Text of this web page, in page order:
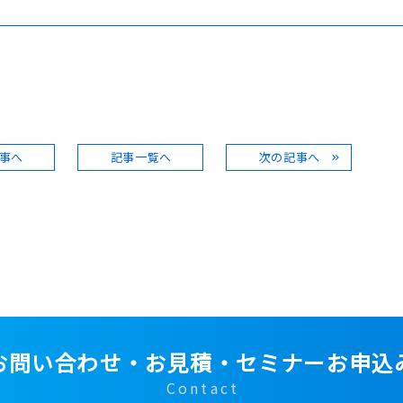
へ 記事一覧へ 次の記事へ
問い合わせ・お見積・セミナーお申込
Contact